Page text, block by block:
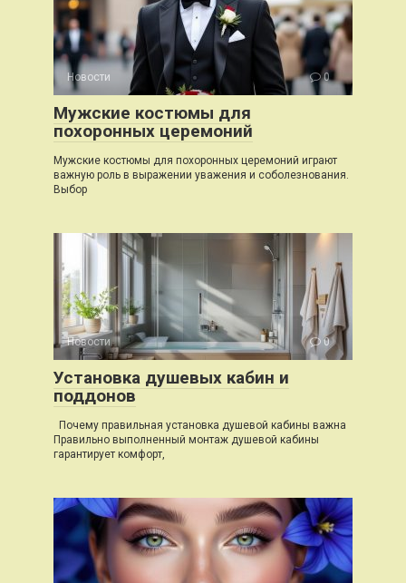
Новости 0
Мужские костюмы для
похоронных церемоний
Мужские костюмы для похоронных церемоний играют
важную роль в выражении уважения и соболезнования.
Выбор
Новости 0
Установка душевых кабин и
поддонов
Почему правильная установка душевой кабины важна
Правильно выполненный монтаж душевой кабины
гарантирует комфорт,